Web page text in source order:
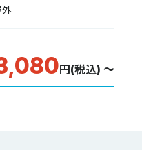
円(税込) ～